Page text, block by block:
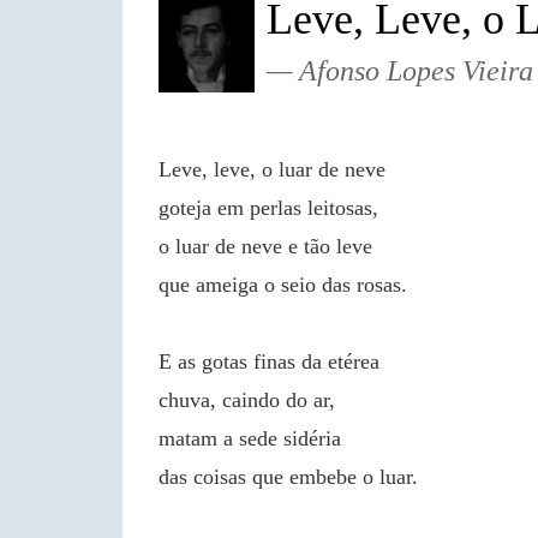
Leve, Leve, o
Afonso Lopes Vieira
Leve, leve, o luar de neve
goteja em perlas leitosas,
o luar de neve e tão leve
que ameiga o seio das rosas.
E as gotas finas da etérea
chuva, caindo do ar,
matam a sede sidéria
das coisas que embebe o luar.